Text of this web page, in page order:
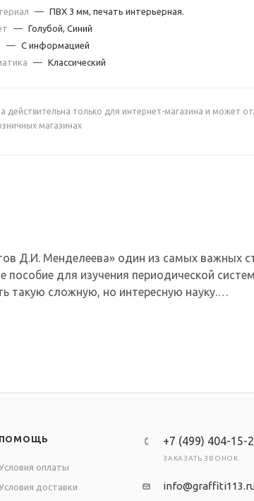
— ПВХ 3 мм, печать интерьерная.
— Голубой, Синий
— С информацией
— Классический
действительна только для интернет-магазина и может
магазинах
Д.И. Менделеева» один из самых важных
для изучения периодической
такую сложную, но интересную науку.
ПОМОЩЬ
оплаты
доставки
+7 (499) 404-15-
ЗАКАЗАТЬ ЗВОНОК